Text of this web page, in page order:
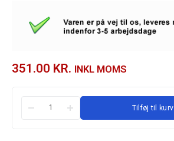
351.00 KR. INKL MOMS
Tilføj til kurv